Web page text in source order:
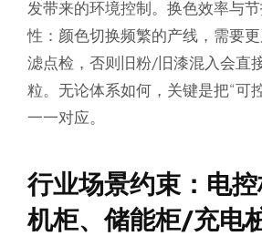
发带来的环境控制。换色效率与
性：颜色切换频繁的产线，需要
滤点检，否则旧粉/旧漆混入会直
粒。无论体系如何，关键是把“可
一一对应。
行业场景约束：电
机柜、储能柜/充电